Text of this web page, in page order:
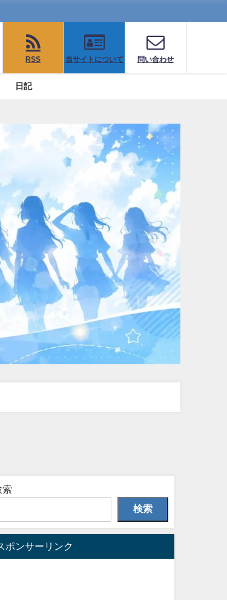
RSS 当サイトについて 問い合わせ
日記
索
検索
ポンサーリンク